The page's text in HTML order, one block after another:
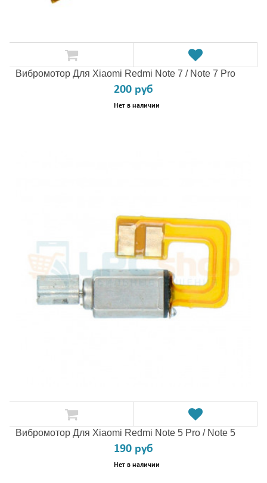
Вибромотор Для Xiaomi Redmi Note 7 / Note 7 Pro
200 руб
Нет в наличии
Вибромотор Для Xiaomi Redmi Note 5 Pro / Note 5
190 руб
Нет в наличии